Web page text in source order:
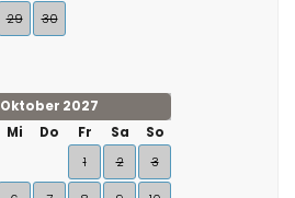
29 30
Oktober 2027
Mi Do Fr Sa
So
1
2 3